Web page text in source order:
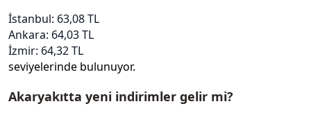
İstanbul: 63,08 TL
Ankara: 64,03 TL
İzmir: 64,32 TL
seviyelerinde bulunuyor.
Akaryakıtta yeni indirimler gelir mi?